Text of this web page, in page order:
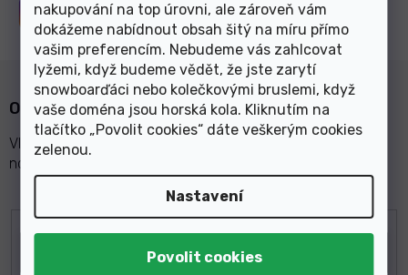
nakupování na top úrovni, ale zároveň vám
dokážeme nabídnout obsah šitý na míru přímo
vašim preferencím. Nebudeme vás zahlcovat
lyžemi, když budeme vědět, že jste zarytí
snowboarďáci nebo kolečkovými bruslemi, když
vaše doména jsou horská kola. Kliknutím na
tlačítko „Povolit cookies“ dáte veškerým cookies
zelenou.
Nastavení
Sledujte nás na Instagramu
Odebírat newsletter
Vložte svůj e-mail a my vám budeme zasílat informace o
nových produktech na našem e-shopu.
E-mail